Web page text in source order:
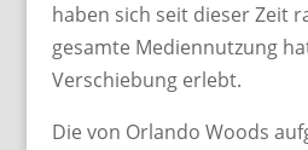
haben sich seit dieser Zeit
gesamte Mediennutzung
Verschiebung erlebt.
Die von Orlando Woods